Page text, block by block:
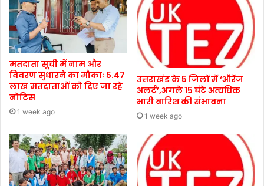
मतदाता सूची में नाम और
विवरण सुधारने का मौकाः 5.47
लाख मतदाताओं को दिए जा रहे
नोटिस
1 week ago
उत्तराखंड के 5 जिलों में ‘ऑरेंज
अलर्ट’,अगले 15 घंटे अत्यधिक
भारी बारिश की संभावना
1 week ago